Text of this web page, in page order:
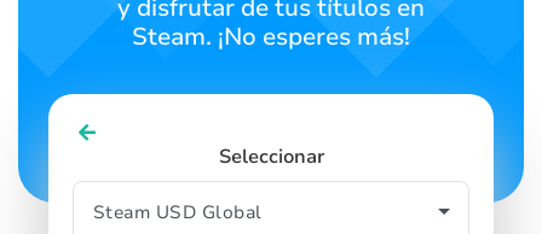
y disfrutar de tus títulos en
Steam. ¡No esperes más!
Seleccionar